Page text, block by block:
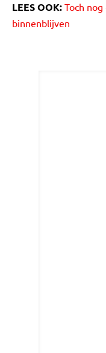
LEES OOK: Toch
binnenblijven